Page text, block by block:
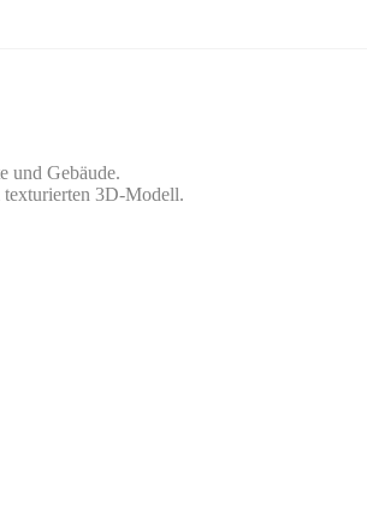
und Gebäude.
texturierten 3D-Modell.